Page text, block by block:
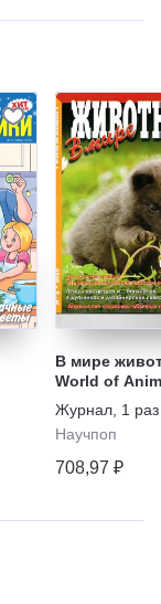
В мире
World of
Журнал 1
Научпоп
708,97 ₽